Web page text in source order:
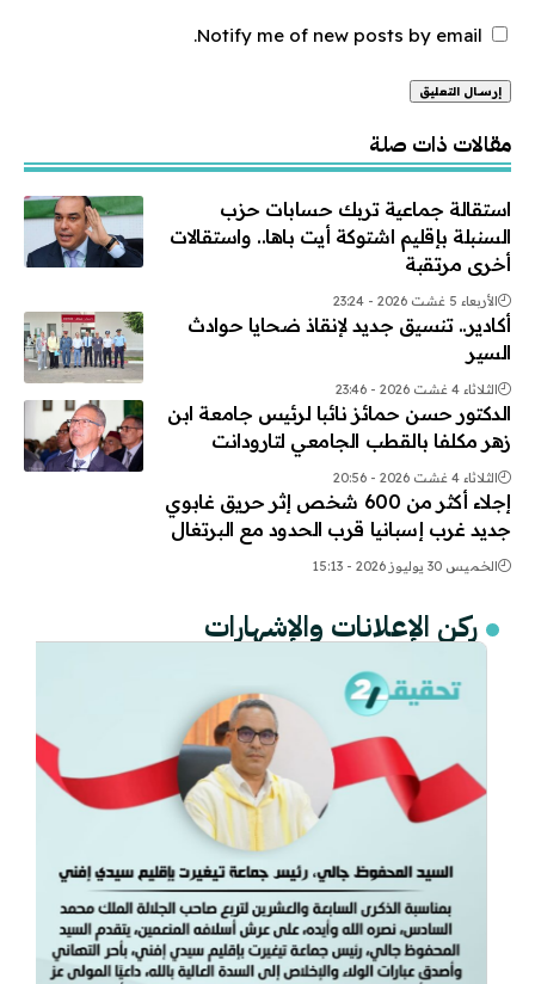
Notify me of new posts by email.
مقالات ذات صلة
استقالة جماعية تربك حسابات حزب
السنبلة بإقليم اشتوكة أيت باها.. واستقالات
أخرى مرتقبة
الأربعاء 5 غشت 2026 - 23:24
أكادير.. تنسيق جديد لإنقاذ ضحايا حوادث
السير
الثلاثاء 4 غشت 2026 - 23:46
الدكتور حسن حمائز نائبا لرئيس جامعة ابن
زهر مكلفا بالقطب الجامعي لتارودانت
الثلاثاء 4 غشت 2026 - 20:56
إجلاء أكثر من 600 شخص إثر حريق غابوي
جديد غرب إسبانيا قرب الحدود مع البرتغال
الخميس 30 يوليوز 2026 - 15:13
ركن الإعلانات والإشهارات